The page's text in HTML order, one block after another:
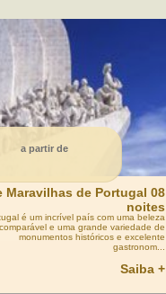
a partir de
Maravilhas de Portugal 08
noites
é um incrível país com uma beleza
e uma grande variedade de
monumentos históricos e excelente
gastronom...
Saiba +